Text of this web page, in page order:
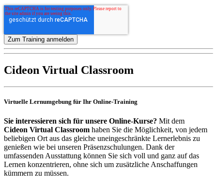
Cideon Virtual Classroom
Virtuelle Lernumgebung für Ihr Online-Training
Sie interessieren sich für unsere Online-Kurse? Mit dem
Cideon Virtual Classroom haben Sie die Möglichkeit, von jedem
beliebigen Ort aus das gleiche uneingeschränkte Lernerlebnis zu
genießen wie bei unseren Präsenzschulungen. Dank der
umfassenden Ausstattung können Sie sich voll und ganz auf das
Lernen konzentrieren, ohne sich um zusätzliche Anschaffungen
kümmern zu müssen.